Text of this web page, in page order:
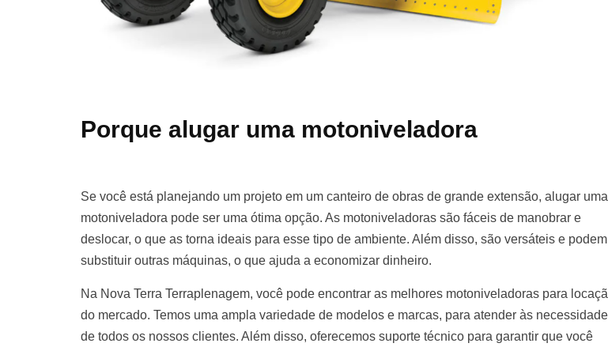
Porque alugar uma motoniveladora
Se você está planejando um projeto em um canteiro de obras de grande extensão, alugar uma
motoniveladora pode ser uma ótima opção. As motoniveladoras são fáceis de manobrar e
deslocar, o que as torna ideais para esse tipo de ambiente. Além disso, são versáteis e podem
substituir outras máquinas, o que ajuda a economizar dinheiro.
Na Nova Terra Terraplenagem, você pode encontrar as melhores motoniveladoras para
do mercado. Temos uma ampla variedade de modelos e marcas, para atender às
de todos os nossos clientes. Além disso, oferecemos suporte técnico para garantir que você